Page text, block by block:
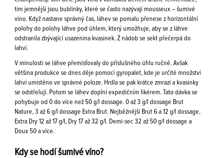
tím jemnější jsou bublinky, které se často nazývají mousseux – šumivé
víno. Když nastane správný čas, láhev se pomalu přenese z horizontální
polohy do polohy láhve pod úhlem, který umožňuje, aby se z láhve
odstranila zbývající usazenina kvasinek. Z nádob se sekt přečerpá do
lahví.
V minulosti se láhve přemísťovaly do příslušného úhlu ručně. Avšak
většina produkce se dnes děje pomocí gyropalet, kde je určité množství
lahví umístěno ve správné poloze. Hrdla se pak krátce zmrazí a kvasinky
se odstřelují. Potom se láhev doplní expedičním likérem. Tato dávka se
pohybuje od 0 do více než 50 g/l dossage. 0 až 3 g/l dossage Brut
Nature, 3 až 6 g/l dossage Extra Brut. Nejběžnější Brut 6 a 12 g/l dossage,
Extra Dry 12 až 17 g/l, Dry 17 až 32 g/l. Demi-sec 32 až 50 g/l dossage a
Doux 50 a více.
Kdy se hodí šumivé víno?